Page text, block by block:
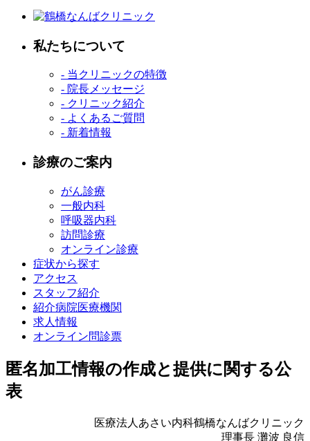
私たちについて
- 当クリニックの特徴
- 院長メッセージ
- クリニック紹介
- よくあるご質問
- 新着情報
診療のご案内
がん診療
一般内科
呼吸器内科
訪問診療
オンライン診療
症状から探す
アクセス
スタッフ紹介
紹介病院医療機関
求人情報
オンライン問診票
匿名加工情報の作成と提供に関する公
表
医療法人あさい内科鶴橋なんばクリニック
理事長 灘波 良信